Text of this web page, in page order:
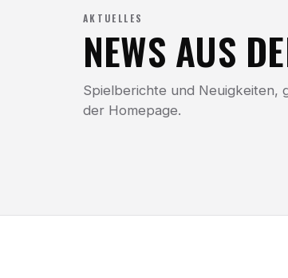
AKTUELLES
NEWS AUS
Spielberichte und Neuigkeiten,
der Homepage.